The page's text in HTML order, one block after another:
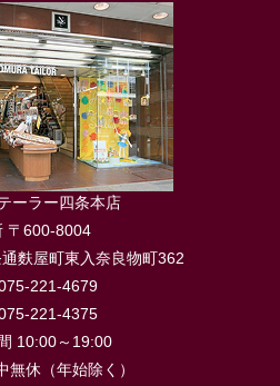
ーラー四条本店
〒600-8004
麩屋町東入奈良物町362
221-4679
221-4375
10:00～19:00
無休（年始除く）